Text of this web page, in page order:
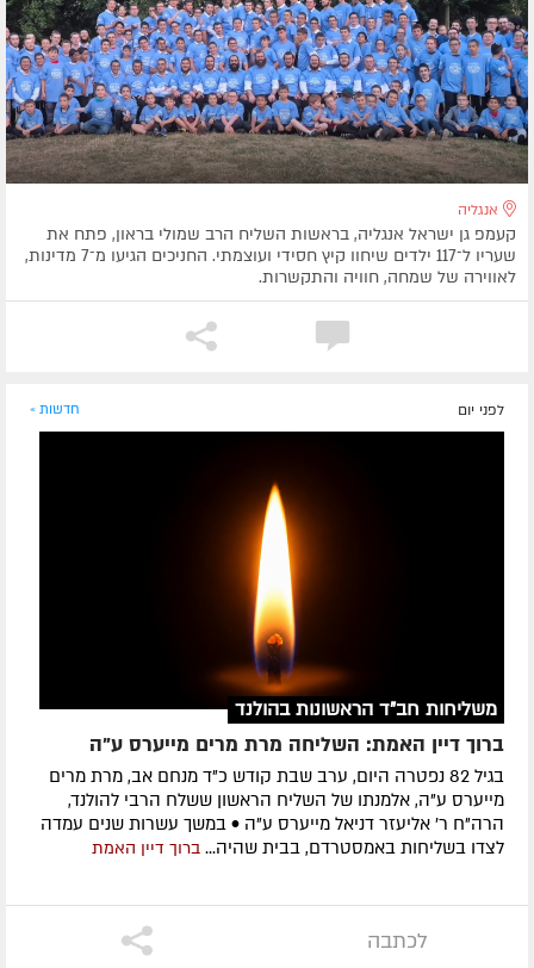
אנגליה
קעמפ גן ישראל אנגליה, בראשות השליח הרב שמולי בראון, פתח את
שעריו ל־117 ילדים שיחוו קיץ חסידי ועוצמתי. החניכים הגיעו מ־7 מדינות,
לאווירה של שמחה, חוויה והתקשרות.
לפני יום חדשות »
משליחות חב"ד הראשונות בהולנד
ברוך דיין האמת: השליחה מרת מרים מייערס ע"ה
בגיל 82 נפטרה היום, ערב שבת קודש כ"ד מנחם אב, מרת מרים
מייערס ע"ה, אלמנתו של השליח הראשון ששלח הרבי להולנד,
הרה"ח ר' אליעזר דניאל מייערס ע"ה • במשך עשרות שנים עמדה
לצדו בשליחות באמסטרדם, בבית שהיה... ברוך דיין האמת
לכתבה